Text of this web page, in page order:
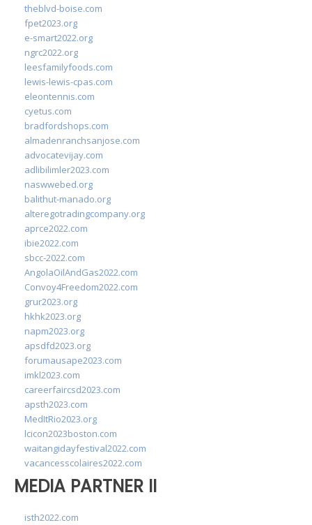
theblvd-boise.com
fpet2023.org
e-smart2022.org
ngrc2022.org
leesfamilyfoods.com
lewis-lewis-cpas.com
eleontennis.com
cyetus.com
bradfordshops.com
almadenranchsanjose.com
advocatevijay.com
adlibilimler2023.com
naswwebed.org
balithut-manado.org
alteregotradingcompany.org
aprce2022.com
ibie2022.com
sbcc-2022.com
AngolaOilAndGas2022.com
Convoy4Freedom2022.com
grur2023.org
hkhk2023.org
napm2023.org
apsdfd2023.org
forumausape2023.com
imkl2023.com
careerfaircsd2023.com
apsth2023.com
MedItRio2023.org
lcicon2023boston.com
waitangidayfestival2022.com
vacancesscolaires2022.com
MEDIA PARTNER II
isth2022.com